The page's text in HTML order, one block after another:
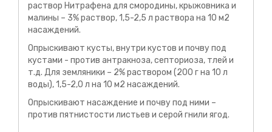
раствор Нитрафена для смородины, крыжовника и
малины – 3% раствор, 1,5-2,5 л раствора на 10 м2
насаждений.
Опрыскивают кусты, внутри кустов и почву под
кустами - против антракноза, септориоза, тлей и
т.д. Для земляники – 2% раствором (200 г на 10 л
воды), 1,5-2,0 л на 10 м2 насаждений.
Опрыскивают насаждение и почву под ними –
против пятнистости листьев и серой гнили ягод.